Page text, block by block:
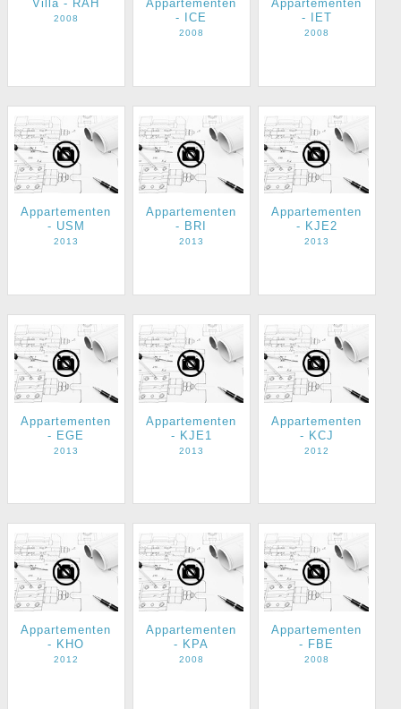
Villa - RAH
2008
Appartementen
- ICE
2008
Appartementen
- IET
2008
Appartementen
- USM
2013
Appartementen
- BRI
2013
Appartementen
- KJE2
2013
Appartementen
- EGE
2013
Appartementen
- KJE1
2013
Appartementen
- KCJ
2012
Appartementen
- KHO
2012
Appartementen
- KPA
2008
Appartementen
- FBE
2008